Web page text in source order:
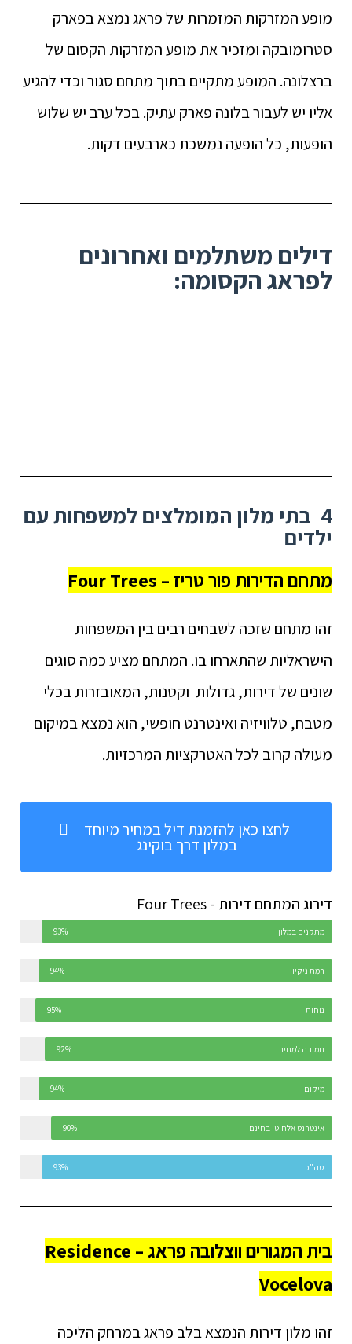
מופע המזרקות המזמרות של פראג נמצא בפארק
סטרומובקה ומזכיר את מופע המזרקות הקסום של
ברצלונה. המופע מתקיים בתוך מתחם סגור וכדי להגיע
אליו יש לעבור בלונה פארק עתיק. בכל ערב יש שלוש
הופעות, כל הופעה נמשכת כארבעים דקות.
דילים משתלמים ואחרונים
לפראג הקסומה:
4 בתי מלון המומלצים למשפחות עם
ילדים
מתחם הדירות פור טריז – Four Trees
זהו מתחם שזכה לשבחים רבים בין המשפחות
הישראליות שהתארחו בו. המתחם מציע כמה סוגים
שונים של דירות, גדולות וקטנות, המאובזרות בכלי
מטבח, טלוויזיה ואינטרנט חופשי, הוא נמצא במיקום
מעולה קרוב לכל האטרקציות המרכזיות.
לחצו כאן להזמנת דיל במחיר מיוחד
במלון דרך בוקינג
דירוג המתחם דירות - Four Trees
מתקנים במלון 93%
רמת ניקיון 94%
נוחות 95%
תמורה למחיר 92%
מיקום 94%
אינטרנט אלחוטי בחינם 90%
סה"כ 93%
בית המגורים ווצלובה פראג – Residence
Vocelova
זהו מלון דירות הנמצא בלב פראג במרחק הליכה